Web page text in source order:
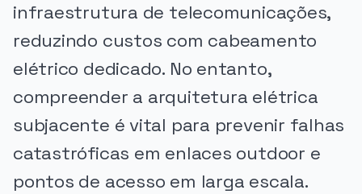
infraestrutura de telecomunicações,
reduzindo custos com cabeamento
elétrico dedicado. No entanto,
compreender a arquitetura elétrica
subjacente é vital para prevenir falhas
catastróficas em enlaces outdoor e
pontos de acesso em larga escala.